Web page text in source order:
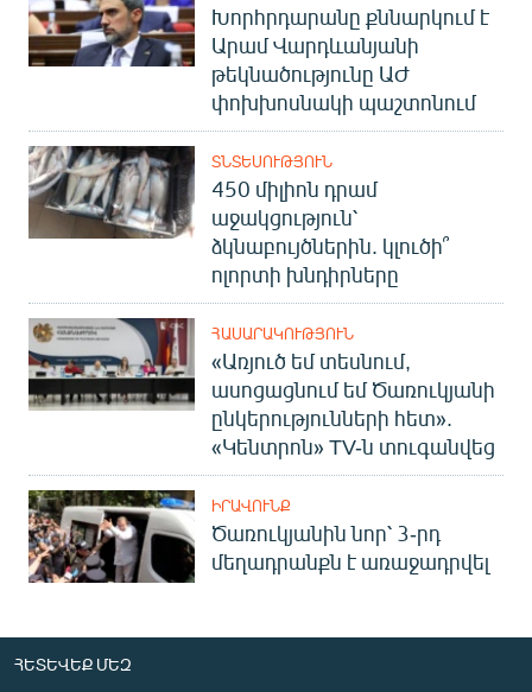
Խորհրդարանը քննարկում է
Արամ Վարդևանյանի
թեկնածությունը ԱԺ
փոխխոսնակի պաշտոնում
ՏՆՏԵՍՈՒԹՅՈՒՆ
450 միլիոն դրամ
աջակցություն՝
ձկնաբույծներին. կլուծի՞
ոլորտի խնդիրները
ՀԱՍԱՐԱԿՈՒԹՅՈՒՆ
«Առյուծ եմ տեսնում,
ասոցացնում եմ Ծառուկյանի
ընկերությունների հետ».
«Կենտրոն» TV-ն տուգանվեց
ԻՐԱՎՈՒՆՔ
Ծառուկյանին նոր՝ 3-րդ
մեղադրանքն է առաջադրվել
ՀԵՏԵՎԵՔ ՄԵԶ